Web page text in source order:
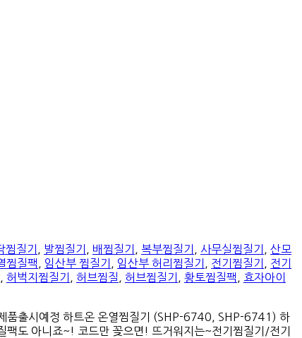
찜질기 발찜질기 배찜질기 복부찜질기 사무실찜질기
산모
찜질팩 임산부 찜질기 임산부 허리찜질기 전기찜질기
전기
허벅지찜질기 허브찜질 허브찜질기 황토찜질팩
효자아이
품출시예정 하트온 온열찜질기 (SHP-6740, SHP-6741) 하
도 아니죠~! 코드만 꽂으면! 뜨거워지는~전기찜질기/전기